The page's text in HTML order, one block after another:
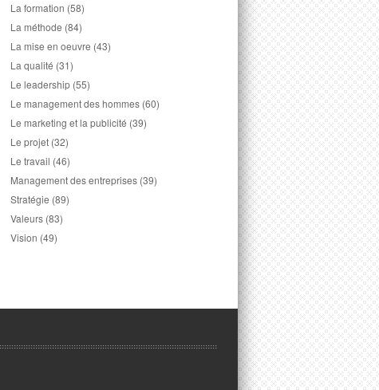
La formation (58)
La méthode (84)
La mise en oeuvre (43)
La qualité (31)
Le leadership (55)
Le management des hommes (60)
Le marketing et la publicité (39)
Le projet (32)
Le travail (46)
Management des entreprises (39)
Stratégie (89)
Valeurs (83)
Vision (49)